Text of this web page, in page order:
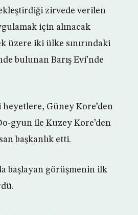
zirvede verilen
için alınacak
üzere iki ülke sınırındaki
bulunan Barış Evi’nde
Güney Kore’den
gyun ile Kuzey Kore’den
başkanlık etti.
başlayan görüşmenin ilk